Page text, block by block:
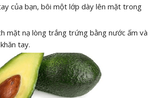
của bạn, bôi một lớp dày lên mặt trong
mặt nạ lòng trắng trứng bằng nước ấm và
tay.